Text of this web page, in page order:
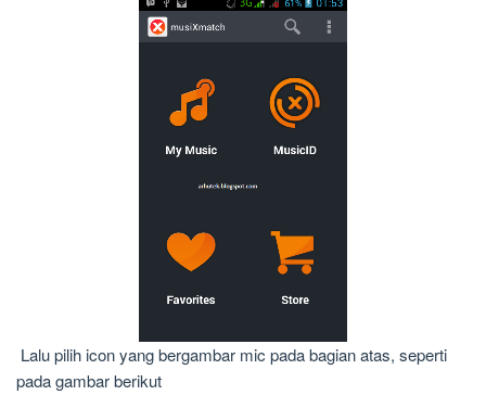
Lalu pilih icon yang bergambar mic pada bagian atas, seperti
pada gambar berikut